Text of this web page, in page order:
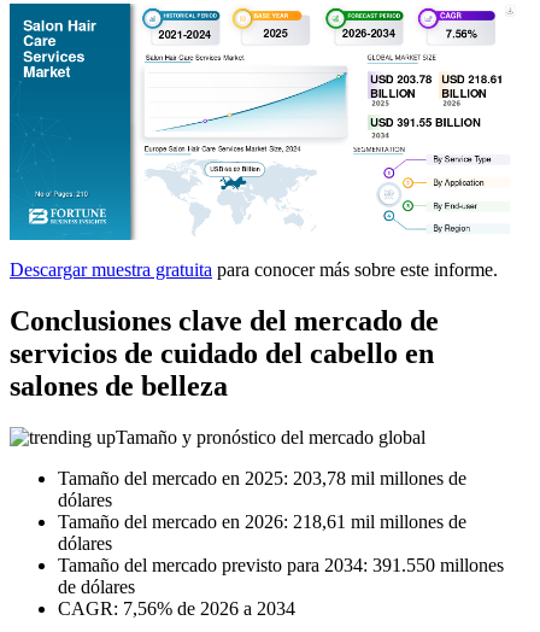
Descargar muestra gratuita para conocer más sobre este informe.
Conclusiones clave del mercado de
servicios de cuidado del cabello en
salones de belleza
Tamaño y pronóstico del mercado global
Tamaño del mercado en 2025: 203,78 mil millones de
dólares
Tamaño del mercado en 2026: 218,61 mil millones de
dólares
Tamaño del mercado previsto para 2034: 391.550 millones
de dólares
CAGR: 7,56% de 2026 a 2034